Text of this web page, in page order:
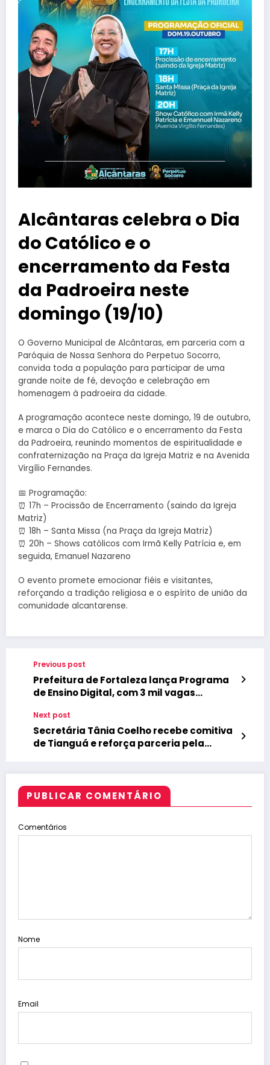
Alcântaras celebra o Dia
do Católico e o
encerramento da Festa
da Padroeira neste
domingo (19/10)
O Governo Municipal de Alcântaras, em parceria com a
Paróquia de Nossa Senhora do Perpetuo Socorro,
convida toda a população para participar de uma
grande noite de fé, devoção e celebração em
homenagem à padroeira da cidade.
A programação acontece neste domingo, 19 de outubro,
e marca o Dia do Católico e o encerramento da Festa
da Padroeira, reunindo momentos de espiritualidade e
confraternização na Praça da Igreja Matriz e na Avenida
Virgílio Fernandes.
📅 Programação:
⏰ 17h – Procissão de Encerramento (saindo da Igreja
Matriz)
⏰ 18h – Santa Missa (na Praça da Igreja Matriz)
⏰ 20h – Shows católicos com Irmã Kelly Patrícia e, em
seguida, Emanuel Nazareno
O evento promete emocionar fiéis e visitantes,
reforçando a tradição religiosa e o espírito de união da
comunidade alcantarense.
Previous post
Prefeitura de Fortaleza lança Programa
de Ensino Digital, com 3 mil vagas
Next post
Secretária Tânia Coelho recebe comitiva
de Tianguá e reforça parceria pela
PUBLICAR COMENTÁRIO
Comentários
Nome
Email